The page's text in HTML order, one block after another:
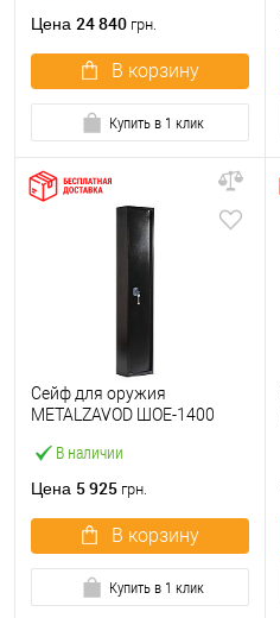
Цена 24 840 грн.
В корзину
Купить в 1 клик
В наличии
Сейф для оружия
METALZAVOD ШОЕ-1400
Цена 5 925 грн.
В корзину
Купить в 1 клик